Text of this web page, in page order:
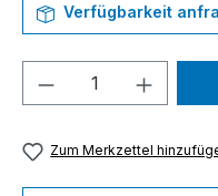
Verfügbarkeit
Produkt
Zum Merkzettel